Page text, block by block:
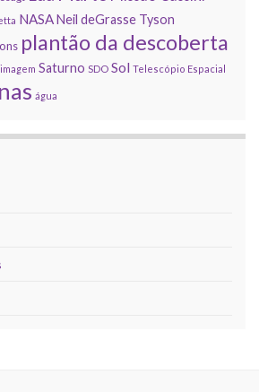
NASANeil deGrasse Tyson
plantão da descoberta
Saturno SDO Sol Telescópio Espacial
água